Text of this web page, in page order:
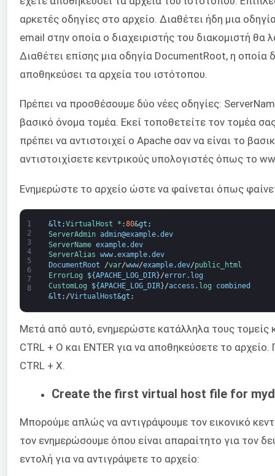
αρκετές οδηγίες στο αρχείο. Διαθέτει ήδη μια
email στην οποία ο διαχειριστής του διακομιστή θα
Διαθέτει επίσης μια οδηγία DocumentRoot, η οποία
αποθηκεύσει τα αρχεία του ιστότοπου.
Πρέπει να προσθέσουμε δύο νέες οδηγίες:
βασικό όνομα τομέα. Εκεί τοποθετείτε τον τομέα
πρέπει να αντιστοιχεί ο Apache σαν να είναι το
αντιστοιχίσετε κεντρικούς υπολογιστές όπως το
Ενημερώστε το αρχείο ώστε να φαίνεται όπως
1
2
3
4
5
6
7
8
&lt;VirtualHost * :80&gt;
ServerAdmin admin@example.dev
ServerName example.dev
ServerAlias www.example.dev
DocumentRoot
/var/www/example.dev/public_html
ErrorLog
${APACHE_LOG_DIR}/error. log
CustomLog
${APACHE_LOG_DIR}/access . log
combined
&lt; /VirtualHost&gt;
Μετά από αυτό, ενημερώστε κατάλληλα τους τομείς
CTRL + O και ENTER για να αποθηκεύσετε το
CTRL + X.
Create the first virtual host file for
Μπορούμε απλώς να αντιγράψουμε τον εικονικό
τον ενημερώσουμε όπου είναι απαραίτητο για τον
εντολή για να αντιγράψετε το αρχείο: